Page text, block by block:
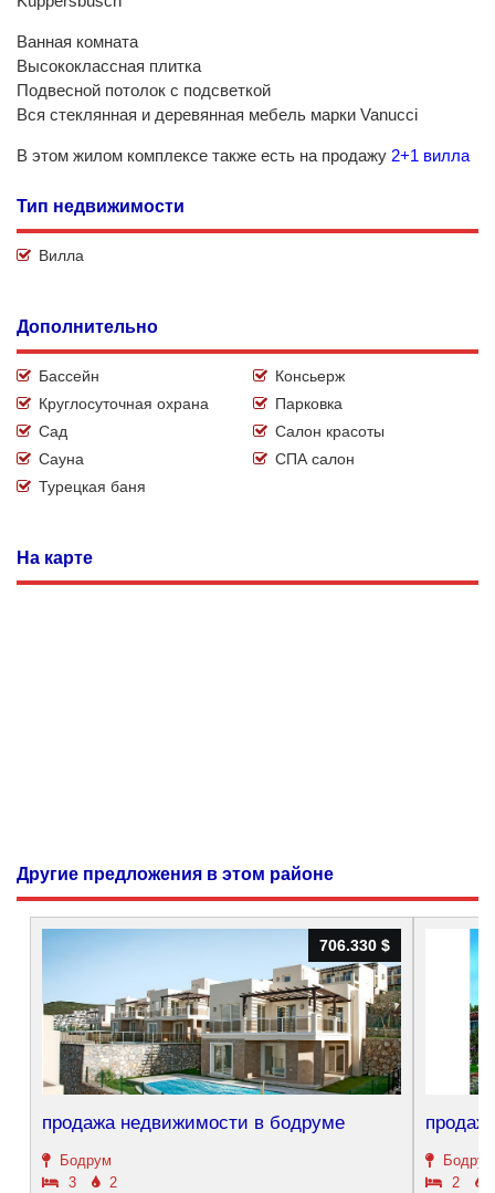
Ванная комната
Высококлассная плитка
Подвесной потолок с подсветкой
Вся стеклянная и деревянная мебель марки Vanucci
В этом жилом комплексе также есть на продажу 2+1 вилла
Тип недвижимости
Вилла
Дополнительно
Бассейн
Консьерж
Круглосуточная охрана
Парковка
Сад
Салон красоты
Сауна
СПА салон
Турецкая баня
На карте
Другие предложения в этом районе
продажа недвижимости в бодруме
Бодрум
3
2
706.330 $
706.330 $
Бодрум
2